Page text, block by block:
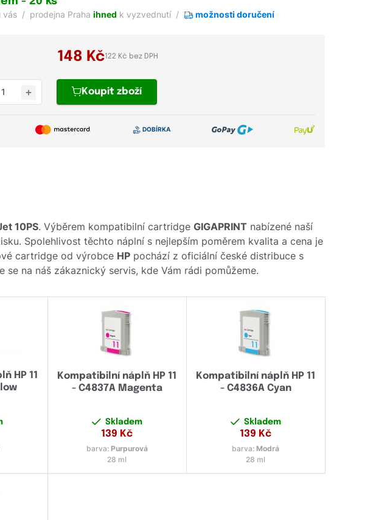
vás prodejna Prahaihned k vyzvednutí možnosti doručení
148 Kč 122 Kč bez DPH
Koupitzboží
10PS. Výběrem kompatibilní cartridge GIGAPRINT nabízené naší
Spolehlivost těchto náplní s nejlepším poměrem kvalita a cena je
cartridge od výrobce HP pochází z oficiální české distribuce s
na náš zákaznický servis, kde Vám rádi pomůžeme.
HP 11
Kompatibilní náplň HP 11
- C4837A Magenta
Skladem
139 Kč
barva: Purpurová
28 ml
Kompatibilní náplň HP 11
- C4836A Cyan
Skladem
139 Kč
barva: Modrá
28 ml